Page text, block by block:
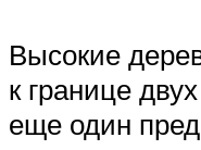
Высокие
к границе
еще один